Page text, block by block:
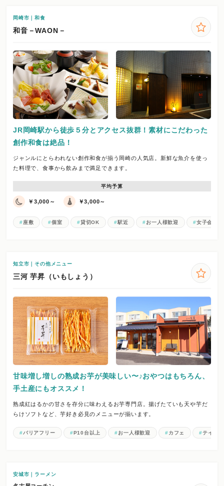
岡崎市｜和食
和音－WAON－
JR岡崎駅から徒歩５分とアクセス抜群！素材にこだわった
創作和食は絶品！
ジャンルにとらわれない創作和食が揃う岡崎の人気店。新鮮な魚介を使っ
た料理で、食事から飲みまで満足できます。
平均予算
￥3,000～ ￥3,000～
座敷 個室 貸切OK 駅近 お一人様歓迎 女子会
知立市｜その他メニュー
三河 芋昇（いもしょう）
甘味増し増しの熟成お芋が美味しい〜♪おやつはもちろん、
手土産にもオススメ！
熟成紅はるかの甘さを存分に味わえるお芋専門店。揚げたていも天や芋だ
らけソフトなど、芋好き必見のメニューが揃います。
バリアフリー P10台以上 お一人様歓迎 カフェ テイク
安城市｜ラーメン